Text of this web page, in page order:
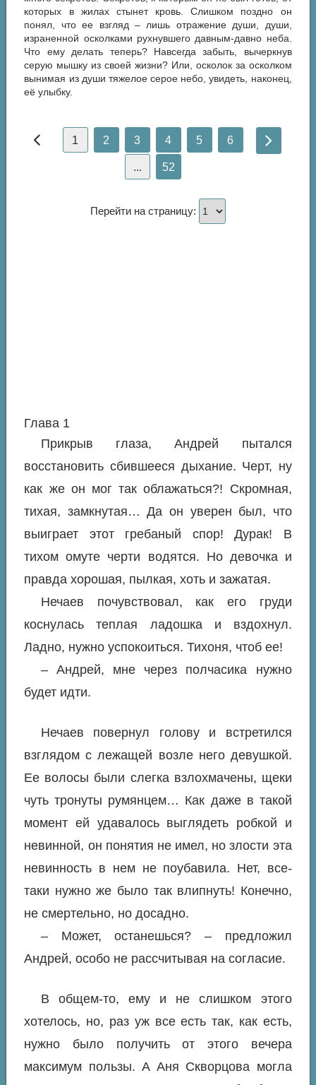
которых в жилах стынет кровь. Слишком поздно он
понял, что ее взгляд – лишь отражение души, души,
израненной осколками рухнувшего давным-давно неба.
Что ему делать теперь? Навсегда забыть, вычеркнув
серую мышку из своей жизни? Или, осколок за осколком
вынимая из души тяжелое серое небо, увидеть, наконец,
её улыбку.
1 2 3 4 5 6
... 52
Перейти на страницу:
Глава 1
Прикрыв глаза, Андрей пытался
восстановить сбившееся дыхание. Черт, ну
как же он мог так облажаться?! Скромная,
тихая, замкнутая… Да он уверен был, что
выиграет этот гребаный спор! Дурак! В
тихом омуте черти водятся. Но девочка и
правда хорошая, пылкая, хоть и зажатая.
Нечаев почувствовал, как его груди
коснулась теплая ладошка и вздохнул.
Ладно, нужно успокоиться. Тихоня, чтоб ее!
– Андрей, мне через полчасика нужно
будет идти.
Нечаев повернул голову и встретился
взглядом с лежащей возле него девушкой.
Ее волосы были слегка взлохмачены, щеки
чуть тронуты румянцем… Как даже в такой
момент ей удавалось выглядеть робкой и
невинной, он понятия не имел, но злости эта
невинность в нем не поубавила. Нет, все-
таки нужно же было так влипнуть! Конечно,
не смертельно, но досадно.
– Может, останешься? – предложил
Андрей, особо не рассчитывая на согласие.
В общем-то, ему и не слишком этого
хотелось, но, раз уж все есть так, как есть,
нужно было получить от этого вечера
максимум пользы. А Аня Скворцова могла